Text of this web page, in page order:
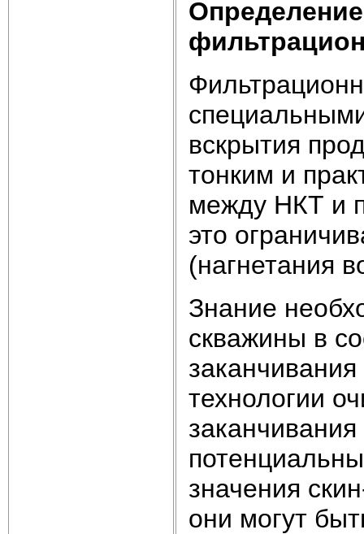
вскрытия
тонким и
между НКТ и
это
(нагнетания
Знание
скважины в
технологии
значения
они могут